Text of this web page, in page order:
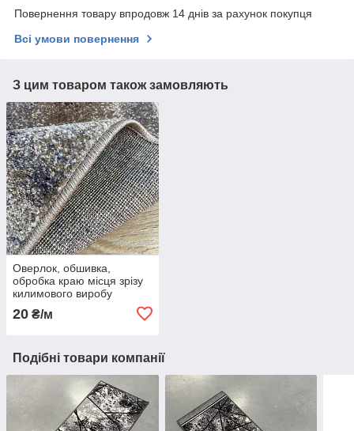
Повернення товару впродовж 14 днів за рахунок покупця
Всі умови повернення
З цим товаром також замовляють
Оверлок, обшивка,
обробка краю місця зрізу
килимового виробу
20 ₴/м
Подібні товари компанії